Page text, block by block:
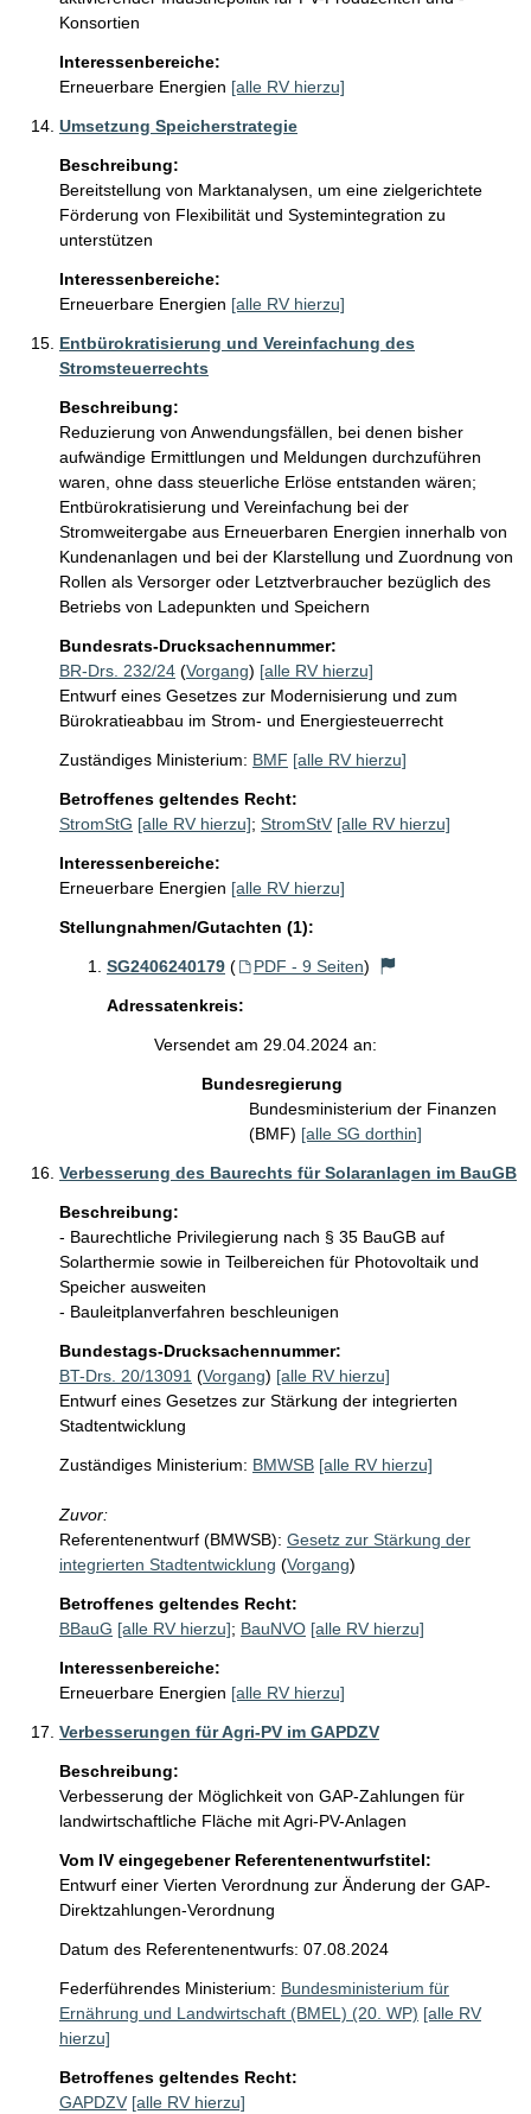
Konsortien
Interessenbereiche:
Erneuerbare Energien [alle RV hierzu]
Umsetzung Speicherstrategie
Beschreibung:
Bereitstellung von Marktanalysen, um eine zielgerichtete
Förderung von Flexibilität und Systemintegration zu
unterstützen
Interessenbereiche:
Erneuerbare Energien [alle RV hierzu]
Entbürokratisierung und Vereinfachung des
Stromsteuerrechts
Beschreibung:
Reduzierung von Anwendungsfällen, bei denen bisher
aufwändige Ermittlungen und Meldungen durchzuführen
waren, ohne dass steuerliche Erlöse entstanden wären;
Entbürokratisierung und Vereinfachung bei der
Stromweitergabe aus Erneuerbaren Energien innerhalb von
Kundenanlagen und bei der Klarstellung und Zuordnung von
Rollen als Versorger oder Letztverbraucher bezüglich des
Betriebs von Ladepunkten und Speichern
Bundesrats-Drucksachennummer:
BR-Drs. 232/24 (Vorgang) [alle RV hierzu]
Entwurf eines Gesetzes zur Modernisierung und zum
Bürokratieabbau im Strom- und Energiesteuerrecht
Zuständiges Ministerium: BMF [alle RV hierzu]
Betroffenes geltendes Recht:
StromStG [alle RV hierzu]; StromStV [alle RV hierzu]
Interessenbereiche:
Erneuerbare Energien [alle RV hierzu]
Stellungnahmen/Gutachten (1):
SG2406240179 ( PDF - 9 Seiten)
Adressatenkreis:
Versendet am 29.04.2024 an:
Bundesregierung
Bundesministerium der Finanzen
(BMF) [alle SG dorthin]
Verbesserung des Baurechts für Solaranlagen im BauGB
Beschreibung:
- Baurechtliche Privilegierung nach § 35 BauGB auf
Solarthermie sowie in Teilbereichen für Photovoltaik und
Speicher ausweiten
- Bauleitplanverfahren beschleunigen
Bundestags-Drucksachennummer:
BT-Drs. 20/13091 (Vorgang) [alle RV hierzu]
Entwurf eines Gesetzes zur Stärkung der integrierten
Stadtentwicklung
Zuständiges Ministerium: BMWSB [alle RV hierzu]
Zuvor:
Referentenentwurf (BMWSB): Gesetz zur Stärkung der
integrierten Stadtentwicklung (Vorgang)
Betroffenes geltendes Recht:
BBauG [alle RV hierzu]; BauNVO [alle RV hierzu]
Interessenbereiche:
Erneuerbare Energien [alle RV hierzu]
Verbesserungen für Agri-PV im GAPDZV
Beschreibung:
Verbesserung der Möglichkeit von GAP-Zahlungen für
landwirtschaftliche Fläche mit Agri-PV-Anlagen
Vom IV eingegebener Referentenentwurfstitel:
Entwurf einer Vierten Verordnung zur Änderung der GAP-
Direktzahlungen-Verordnung
Datum des Referentenentwurfs: 07.08.2024
Federführendes Ministerium: Bundesministerium für
Ernährung und Landwirtschaft (BMEL) (20. WP) [alle RV
hierzu]
Betroffenes geltendes Recht:
GAPDZV [alle RV hierzu]